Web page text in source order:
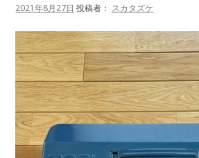
2021年8月27日 投稿者： スカタズケ